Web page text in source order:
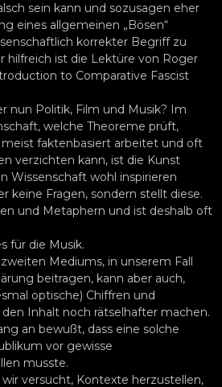
sein kann und sozusagen eher
eines allgemeinen „Bösen“
korrekter Begriff zu
hilfreich ist die Lektüre von Roger
to Comparative Fascist
nun Politik, Film und Musik? Im
welche Theoreme prüft,
faktenbasiert arbeitet und oft
verzichten kann, ist die Kunst
Wissenschaft wohl inspirieren
keine Fragen, sondern stellt diese.
und Metaphern und ist deshalb oft
für die Musik.
Mediums, in unserem Fall
beitragen, kann aber auch,
optische) Chiffren und
Inhalt noch rätselhafter machen.
an bewußt, dass eine solche
vor gewisse
musste.
wir versucht, Kontexte herzustellen,